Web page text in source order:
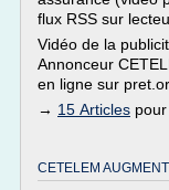
flux RSS sur
Vidéo de la
Annonceur
en ligne sur
→ 15 Articles
CETELEM